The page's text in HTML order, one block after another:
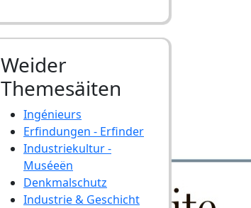
Weider
Themesäiten
Ingénieurs
Erfindungen - Erfinder
Industriekultur -
Muséeën
Denkmalschutz
Industrie & Geschicht